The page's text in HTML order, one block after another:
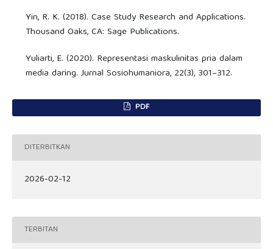
Yin, R. K. (2018). Case Study Research and Applications.
Thousand Oaks, CA: Sage Publications.
Yuliarti, E. (2020). Representasi maskulinitas pria dalam
media daring. Jurnal Sosiohumaniora, 22(3), 301–312.
PDF
DITERBITKAN
2026-02-12
TERBITAN